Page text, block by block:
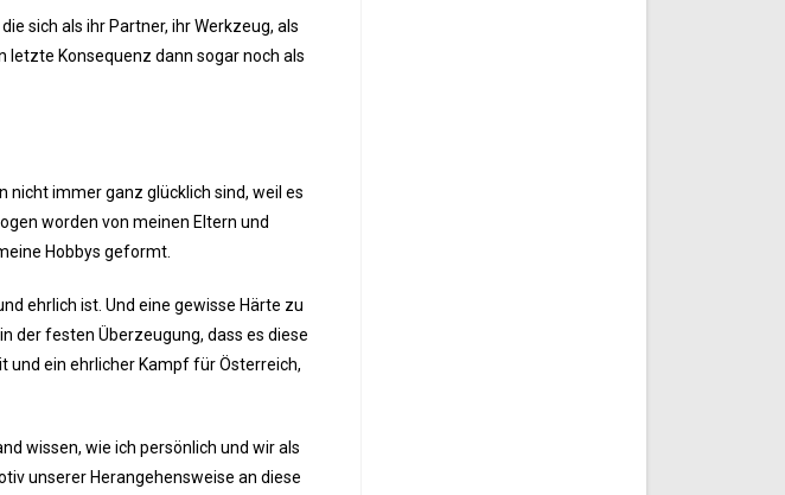
sich als ihr Partner, ihr Werkzeug, als
letzte Konsequenz dann sogar noch als
nicht immer ganz glücklich sind, weil es
worden von meinen Eltern und
Hobbys geformt.
ehrlich ist. Und eine gewisse Härte zu
der festen Überzeugung, dass es diese
und ein ehrlicher Kampf für Österreich,
wissen, wie ich persönlich und wir als
unserer Herangehensweise an diese